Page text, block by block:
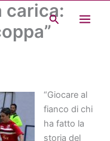
Cerca
carica:
“Giocare al
fianco di chi
ha fatto la
storia del